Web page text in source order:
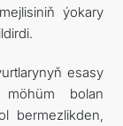
ýokary
esasy
bolan
bermezlikden,